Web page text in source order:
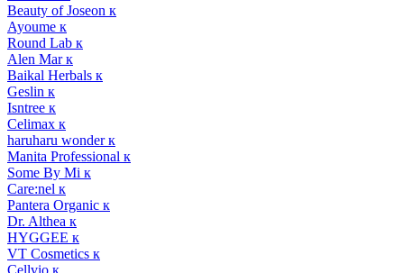
Beauty of Joseon к
Ayoume к
Round Lab к
Alen Mar к
Baikal Herbals к
Geslin к
Isntree к
Celimax к
haruharu wonder к
Manita Professional к
Some By Mi к
Care:nel к
Pantera Organic к
Dr. Althea к
HYGGEE к
VT Cosmetics к